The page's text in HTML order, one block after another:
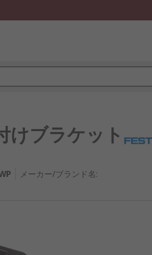
けブラケット
メーカー/ブランド名: